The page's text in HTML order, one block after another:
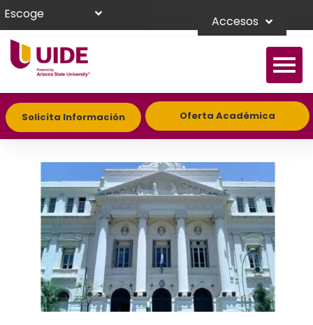
Escoge Accesos
Solicita Información Oferta Académica